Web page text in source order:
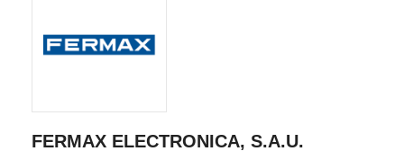
FERMAX ELECTRONICA, S.A.U.